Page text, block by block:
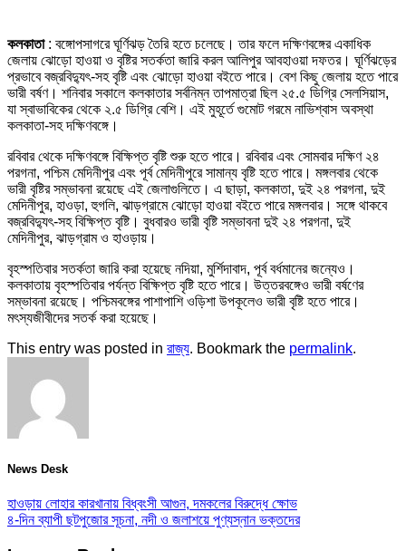
কলকাতা : বঙ্গোপসাগরে ঘূর্ণিঝড় তৈরি হতে চলেছে। তার ফলে দক্ষিণবঙ্গের একাধিক
জেলায় ঝোড়ো হাওয়া ও বৃষ্টির সতর্কতা জারি করল আলিপুর আবহাওয়া দফতর। ঘূর্ণিঝড়ের
প্রভাবে বজ্রবিদ্যুৎ-সহ বৃষ্টি এবং ঝোড়ো হাওয়া বইতে পারে। বেশ কিছু জেলায় হতে পারে
ভারী বর্ষণ। শনিবার সকালে কলকাতার সর্বনিম্ন তাপমাত্রা ছিল ২৫.৫ ডিগ্রি সেলসিয়াস,
যা স্বাভাবিকের থেকে ২.৫ ডিগ্রি বেশি। এই মুহূর্তে গুমোট গরমে নাভিশ্বাস অবস্থা
কলকাতা-সহ দক্ষিণবঙ্গে।
রবিবার থেকে দক্ষিণবঙ্গে বিক্ষিপ্ত বৃষ্টি শুরু হতে পারে। রবিবার এবং সোমবার দক্ষিণ ২৪
পরগনা, পশ্চিম মেদিনীপুর এবং পূর্ব মেদিনীপুরে সামান্য বৃষ্টি হতে পারে। মঙ্গলবার থেকে
ভারী বৃষ্টির সম্ভাবনা রয়েছে এই জেলাগুলিতে। এ ছাড়া, কলকাতা, দুই ২৪ পরগনা, দুই
মেদিনীপুর, হাওড়া, হুগলি, ঝাড়গ্রামে ঝোড়ো হাওয়া বইতে পারে মঙ্গলবার। সঙ্গে থাকবে
বজ্রবিদ্যুৎ-সহ বিক্ষিপ্ত বৃষ্টি। বুধবারও ভারী বৃষ্টি সম্ভাবনা দুই ২৪ পরগনা, দুই
মেদিনীপুর, ঝাড়গ্রাম ও হাওড়ায়।
বৃহস্পতিবার সতর্কতা জারি করা হয়েছে নদিয়া, মুর্শিদাবাদ, পূর্ব বর্ধমানের জন্যেও।
কলকাতায় বৃহস্পতিবার পর্যন্ত বিক্ষিপ্ত বৃষ্টি হতে পারে। উত্তরবঙ্গেও ভারী বর্ষণের
সম্ভাবনা রয়েছে। পশ্চিমবঙ্গের পাশাপাশি ওড়িশা উপকূলেও ভারী বৃষ্টি হতে পারে।
মৎস্যজীবীদের সতর্ক করা হয়েছে।
This entry was posted in রাজ্য. Bookmark the permalink.
News Desk
হাওড়ায় লোহার কারখানায় বিধ্বংসী আগুন, দমকলের বিরুদ্ধে ক্ষোভ
৪-দিন ব্যাপী ছটপুজোর সূচনা, নদী ও জলাশয়ে পুণ্যস্নান ভক্তদের